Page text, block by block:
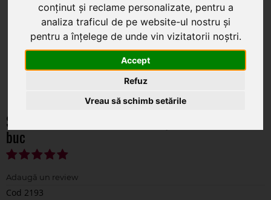
conținut și reclame personalizate, pentru a
analiza traficul de pe website-ul nostru și
pentru a înțelege de unde vin vizitatorii noștri.
Accept
Refuz
Vreau să schimb setările
Sfera 14 cm din burete umed pentru flori set 2
buc
Cod 2193